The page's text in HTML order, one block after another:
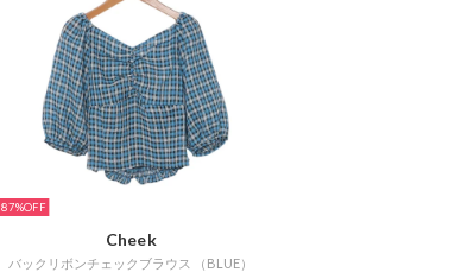
87%
Cheek
バックリボンチェックブラウス （BLUE）